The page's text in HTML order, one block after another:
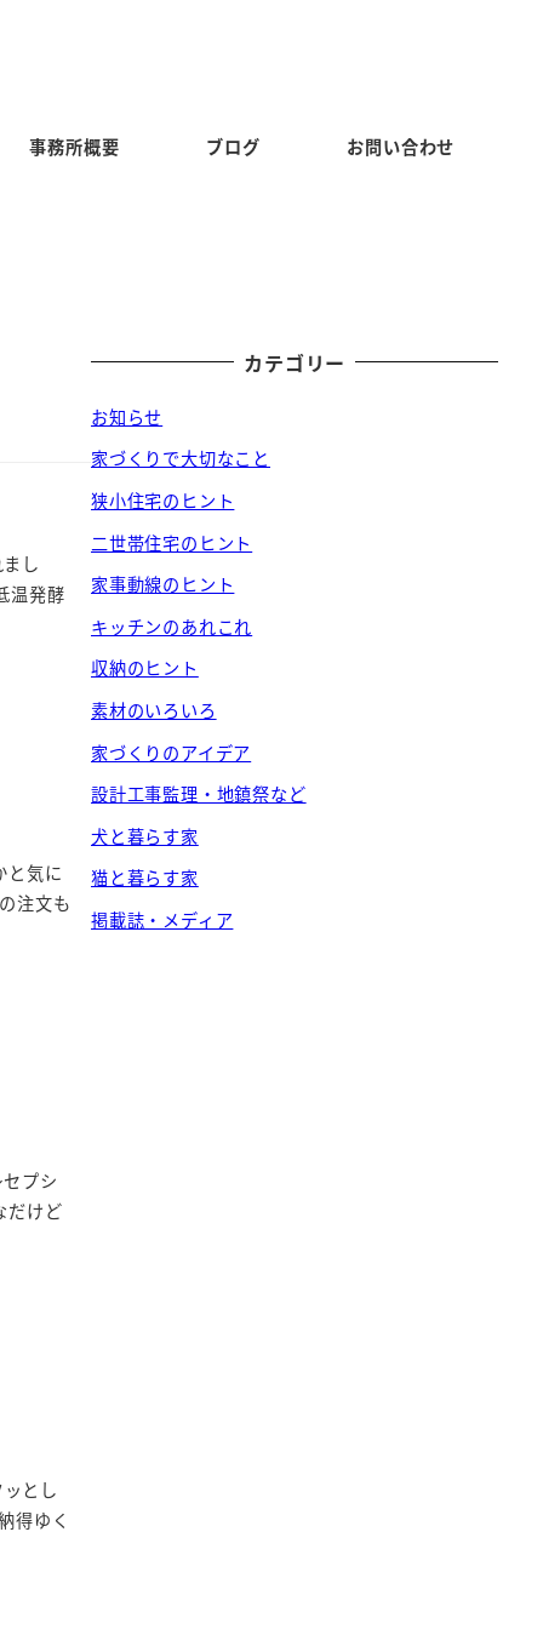
事務所概要 ブログ お問い合わせ
し
温発酵
と気に
注文も
プシ
だけど
とし
得ゆく
カテゴリー
お知らせ
家づくりで大切なこと
狭小住宅のヒント
二世帯住宅のヒント
家事動線のヒント
キッチンのあれこれ
収納のヒント
素材のいろいろ
家づくりのアイデア
設計工事監理・地鎮祭など
犬と暮らす家
猫と暮らす家
掲載誌・メディア